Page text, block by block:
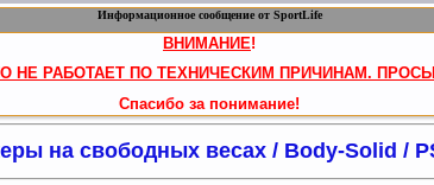
Информационное сообщение от SportLife
ВНИМАНИЕ!
НЕ РАБОТАЕТ ПО ТЕХНИЧЕСКИМ ПРИЧИНАМ.
Спасибо за понимание!
на свободных весах / Body-Solid /